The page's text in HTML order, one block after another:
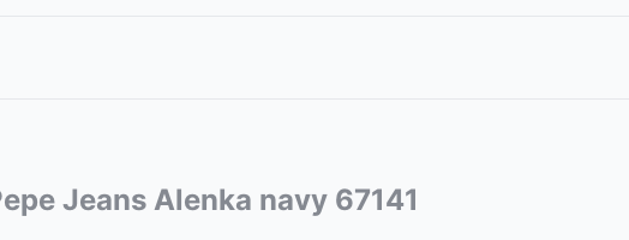
Jeans Alenka navy 67141